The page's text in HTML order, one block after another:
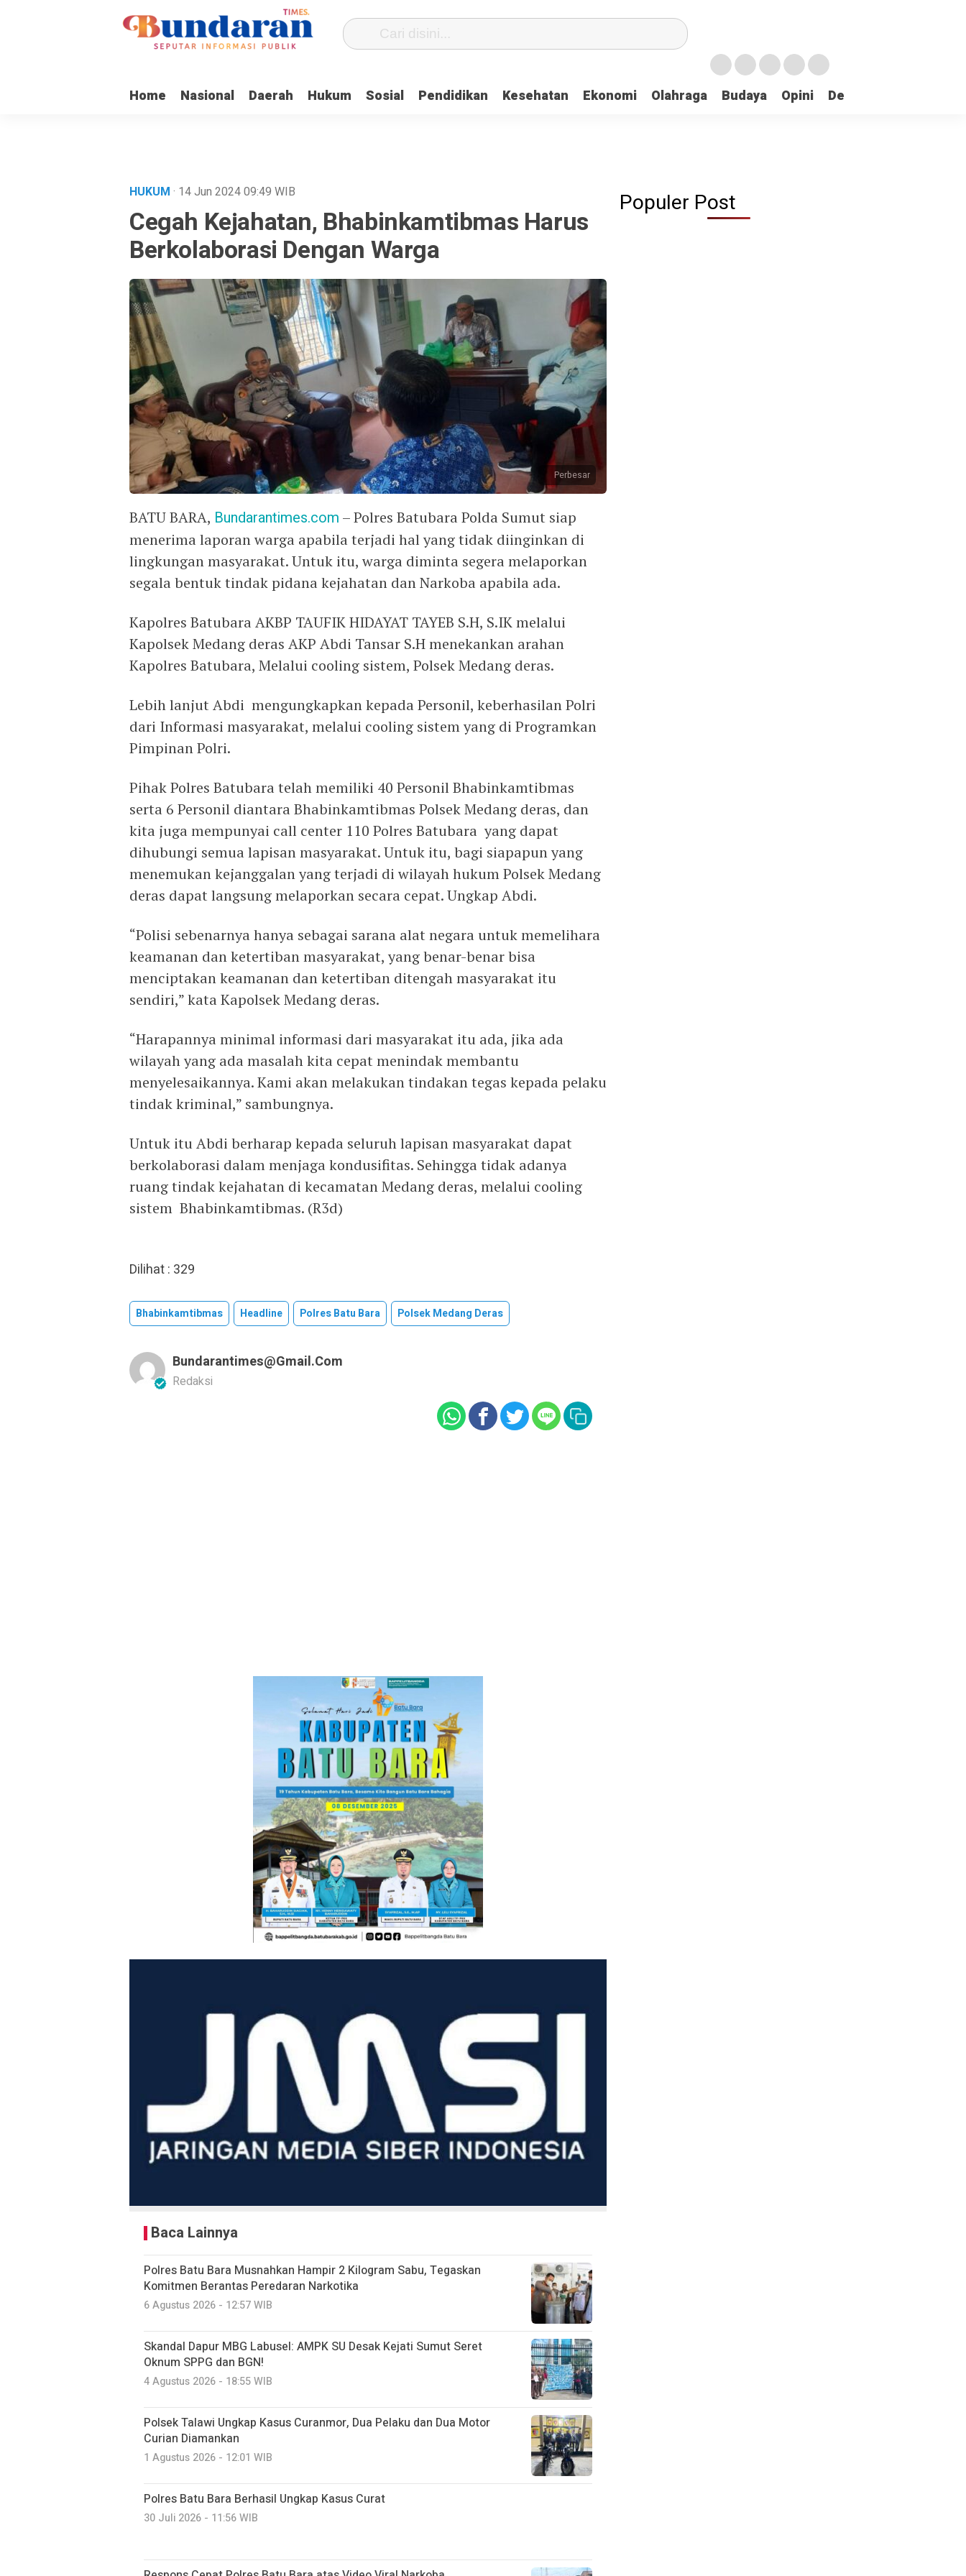
Home Nasional Daerah Hukum Sosial Pendidikan Kesehatan Ekonomi Olahraga Budaya Opini Demokrasi
HUKUM · 14 Jun 202409:49 WIB
Cegah Kejahatan, Bhabinkamtibmas Harus
Berkolaborasi Dengan Warga
Perbesar
BATU BARA, Bundarantimes.com – Polres Batubara Polda Sumut siap
menerima laporan warga apabila terjadi hal yang tidak diinginkan di
lingkungan masyarakat. Untuk itu, warga diminta segera melaporkan
segala bentuk tindak pidana kejahatan dan Narkoba apabila ada.
Kapolres Batubara AKBP TAUFIK HIDAYAT TAYEB S.H, S.IK melalui
Kapolsek Medang deras AKP Abdi Tansar S.H menekankan arahan
Kapolres Batubara, Melalui cooling sistem, Polsek Medang deras.
Lebih lanjut Abdi mengungkapkan kepada Personil, keberhasilan Polri
dari Informasi masyarakat, melalui cooling sistem yang di Programkan
Pimpinan Polri.
Pihak Polres Batubara telah memiliki 40 Personil Bhabinkamtibmas
serta 6 Personil diantara Bhabinkamtibmas Polsek Medang deras, dan
kita juga mempunyai call center 110 Polres Batubara yang dapat
dihubungi semua lapisan masyarakat. Untuk itu, bagi siapapun yang
menemukan kejanggalan yang terjadi di wilayah hukum Polsek Medang
deras dapat langsung melaporkan secara cepat. Ungkap Abdi.
“Polisi sebenarnya hanya sebagai sarana alat negara untuk memelihara
keamanan dan ketertiban masyarakat, yang benar-benar bisa
menciptakan keamanan dan ketertiban ditengah masyarakat itu
sendiri,” kata Kapolsek Medang deras.
“Harapannya minimal informasi dari masyarakat itu ada, jika ada
wilayah yang ada masalah kita cepat menindak membantu
menyelesaikannya. Kami akan melakukan tindakan tegas kepada pelaku
tindak kriminal,” sambungnya.
Untuk itu Abdi berharap kepada seluruh lapisan masyarakat dapat
berkolaborasi dalam menjaga kondusifitas. Sehingga tidak adanya
ruang tindak kejahatan di kecamatan Medang deras, melalui cooling
sistem Bhabinkamtibmas. (R3d)
Dilihat : 329
Bhabinkamtibmas Headline Polres Batu Bara Polsek Medang Deras
Bundarantimes@gmail.com
Redaksi
Baca Lainnya
Polres Batu Bara Musnahkan Hampir 2 Kilogram Sabu, Tegaskan
Komitmen Berantas Peredaran Narkotika
6 Agustus 2026 - 12:57 WIB
Skandal Dapur MBG Labusel: AMPK SU Desak Kejati Sumut Seret
Oknum SPPG dan BGN!
4 Agustus 2026 - 18:55 WIB
Polsek Talawi Ungkap Kasus Curanmor, Dua Pelaku dan Dua Motor
Curian Diamankan
1 Agustus 2026 - 12:01 WIB
Polres Batu Bara Berhasil Ungkap Kasus Curat
30 Juli 2026 - 11:56 WIB
Populer Post